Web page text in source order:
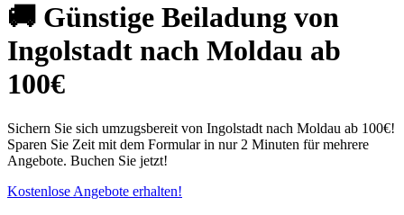
🚚 Günstige Beiladung von
Ingolstadt nach Moldau ab
100€
Sichern Sie sich umzugsbereit von Ingolstadt nach Moldau ab 100€!
Sparen Sie Zeit mit dem Formular in nur 2 Minuten für mehrere
Angebote. Buchen Sie jetzt!
Kostenlose Angebote erhalten!